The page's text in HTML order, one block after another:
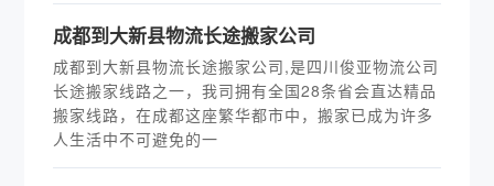
​成都到大新县物流长途搬家公司
成都到大新县物流长途搬家公司,是四川俊亚物流公司
长途搬家线路之一，我司拥有全国28条省会直达精品
搬家线路，在成都这座繁华都市中，搬家已成为许多
人生活中不可避免的一